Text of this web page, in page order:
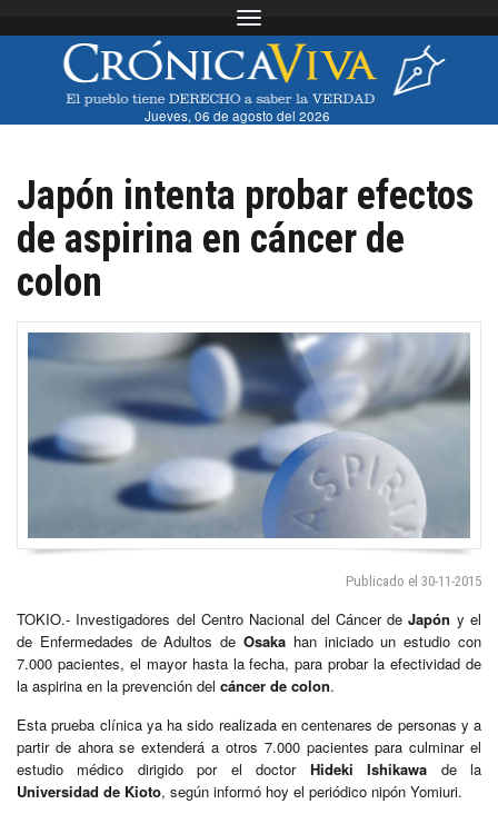
Toggle navigation
Jueves, 06 de agosto del 2026
Japón intenta probar efectos
de aspirina en cáncer de
colon
Publicado el 30-11-2015
TOKIO.- Investigadores del Centro Nacional del Cáncer deJapón y el
de Enfermedades de Adultos de Osaka han iniciado un estudio con
7.000 pacientes, el mayor hasta la fecha, para probar la efectividad de
la aspirina en la prevención del cáncer de colon.
Esta prueba clínica ya ha sido realizada en centenares de personas y a
partir de ahora se extenderá a otros 7.000 pacientes para culminar el
estudio médico dirigido por el doctor Hideki Ishikawa de la
Universidad de Kioto, según informó hoy el periódico nipón Yomiuri.